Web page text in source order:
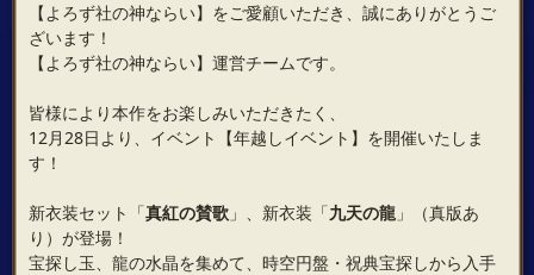
【よろず社の神ならい】をご愛顧いただき、誠にありがとうご
ざいます！
【よろず社の神ならい】運営チームです。
皆様により本作をお楽しみいただきたく、
12月28日より、イベント【年越しイベント】を開催いたしま
す！
新衣装セット「真紅の賛歌」、新衣装「九天の龍」（真版あ
り）が登場！
宝探し玉、龍の水晶を集めて、時空円盤・祝典宝探しから入手